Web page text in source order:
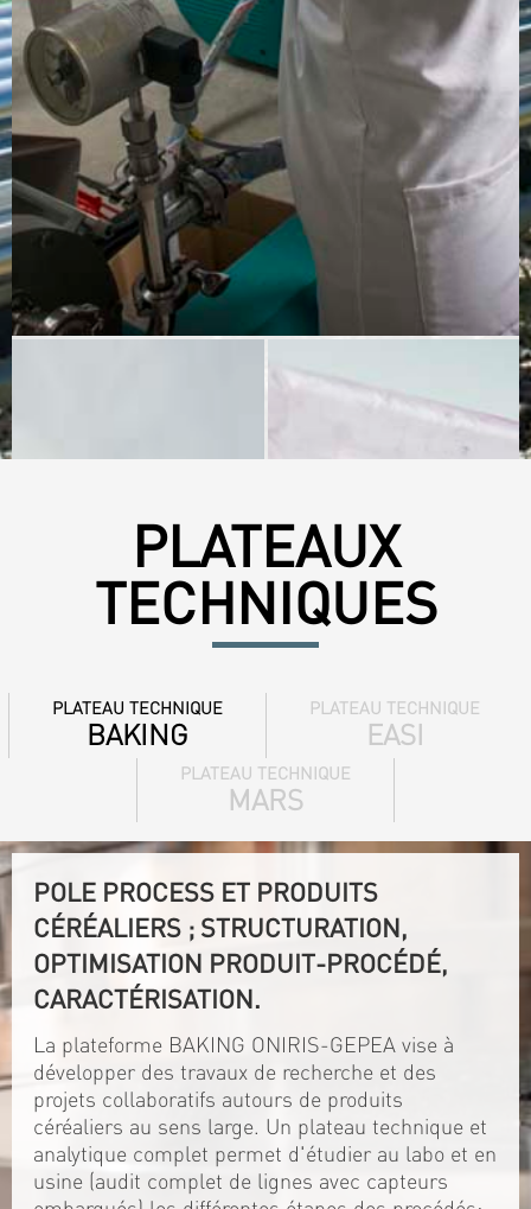
PLATEAUX
TECHNIQUES
PLATEAU TECHNIQUE
BAKING
PLATEAU TECHNIQUE
EASI
PLATEAU TECHNIQUE
MARS
POLE PROCESS ET PRODUITS
CÉRÉALIERS ; STRUCTURATION,
OPTIMISATION PRODUIT-PROCÉDÉ,
CARACTÉRISATION.
La plateforme BAKING ONIRIS-GEPEA vise à
développer des travaux de recherche et des
projets collaboratifs autours de produits
céréaliers au sens large. Un plateau technique et
analytique complet permet d'étudier au labo et en
usine (audit complet de lignes avec capteurs